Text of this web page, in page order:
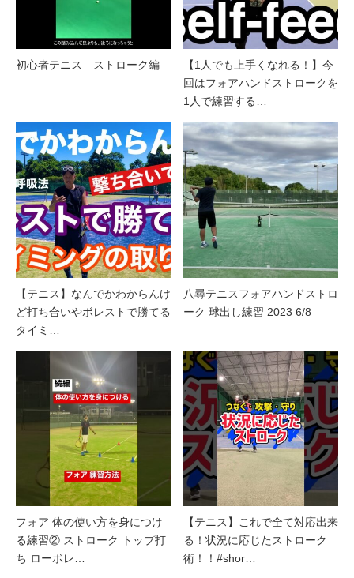
初心者テニス ストローク編
【1人でも上手くなれる！】今
回はフォアハンドストロークを
1人で練習する…
【テニス】なんでかわからんけ
ど打ち合いやボレストで勝てる
タイミ…
八尋テニスフォアハンドストロ
ーク 球出し練習 2023 6/8
フォア 体の使い方を身につけ
る練習② ストローク トップ打
ち ローボレ…
【テニス】これで全て対応出来
る！状況に応じたストローク
術！！#shor…